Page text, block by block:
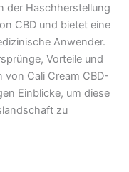
der Haschherstellung
CBD und bietet eine
Anwender.
Vorteile und
Cali Cream CBD-
Einblicke, um diese
zu